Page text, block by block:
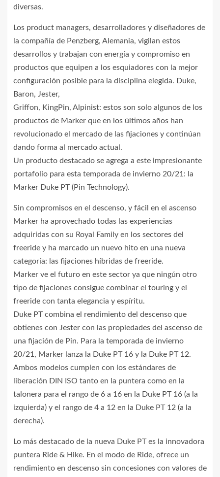
diversas.
Los product managers, desarrolladores y diseñadores de
la compañía de Penzberg, Alemania, vigilan estos
desarrollos y trabajan con energía y compromiso en
productos que equipen a los esquiadores con la mejor
configuración posible para la disciplina elegida. Duke,
Baron, Jester,
Griffon, KingPin, Alpinist: estos son solo algunos de los
productos de Marker que en los últimos años han
revolucionado el mercado de las fijaciones y continúan
dando forma al mercado actual.
Un producto destacado se agrega a este impresionante
portafolio para esta temporada de invierno 20/21: la
Marker Duke PT (Pin Technology).
Sin compromisos en el descenso, y fácil en el ascenso
Marker ha aprovechado todas las experiencias
adquiridas con su Royal Family en los sectores del
freeride y ha marcado un nuevo hito en una nueva
categoría: las fijaciones híbridas de freeride.
Marker ve el futuro en este sector ya que ningún otro
tipo de fijaciones consigue combinar el touring y el
freeride con tanta elegancia y espíritu.
Duke PT combina el rendimiento del descenso que
obtienes con Jester con las propiedades del ascenso de
una fijación de Pin. Para la temporada de invierno
20/21, Marker lanza la Duke PT 16 y la Duke PT 12.
Ambos modelos cumplen con los estándares de
liberación DIN ISO tanto en la puntera como en la
talonera para el rango de 6 a 16 en la Duke PT 16 (a la
izquierda) y el rango de 4 a 12 en la Duke PT 12 (a la
derecha).
Lo más destacado de la nueva Duke PT es la innovadora
puntera Ride & Hike. En el modo de Ride, ofrece un
rendimiento en descenso sin concesiones con valores de